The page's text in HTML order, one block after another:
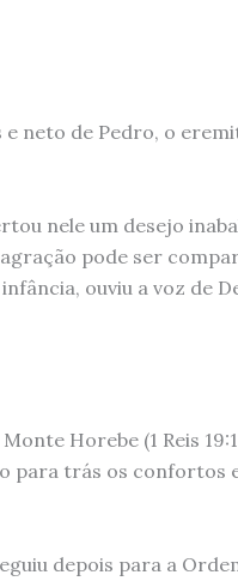
neto de Pedro, o
nele um desejo
pode ser
ouviu a voz de
Horebe (1 Reis
para trás os confortos
depois para a